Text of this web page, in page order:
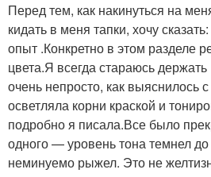
Перед тем, как накинуться на
кидать в меня тапки, хочу
опыт .Конкретно в этом разделе
цвета.Я всегда стараюсь
очень непросто, как выяснилось
осветляла корни краской и
подробно я писала.Все было
одного — уровень тона темнел до
неминуемо рыжел. Это не